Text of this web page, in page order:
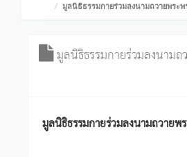
มูลนิธิธรรมกายร่วมลงนามถวายพระพ
มูลนิธิธรรมกายร่วมลงนามถ
มูลนิธิธรรมกายร่วมลงนามถวายพ